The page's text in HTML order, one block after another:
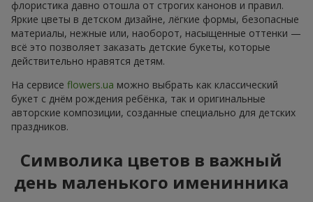
флористика давно отошла от строгих канонов и правил.
Яркие цветы в детском дизайне, лёгкие формы, безопасные
материалы, нежные или, наоборот, насыщенные оттенки —
всё это позволяет заказать детские букеты, которые
действительно нравятся детям.
На сервисе flowers.ua можно выбрать как классический
букет с днём рождения ребёнка, так и оригинальные
авторские композиции, созданные специально для детских
праздников.
Символика цветов в важный
день маленького именинника